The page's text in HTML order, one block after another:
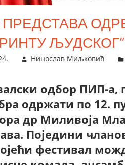
ЉУДСКОГ”
Нинослав Миљковић
одбор ПИП-а,
одржати по 12.
др Миливоја
Поједини
фестивал